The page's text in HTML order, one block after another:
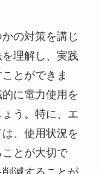
の対策を講じ
理解し、実践
とができま
に電力使用を
う。特に、エ
、使用状況を
とが大切で